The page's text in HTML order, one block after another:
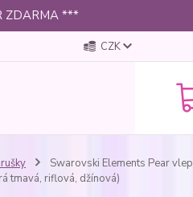
ZDARMA ***
CZK
Swarovski Elements Pear
tmavá, riflová, džínová)